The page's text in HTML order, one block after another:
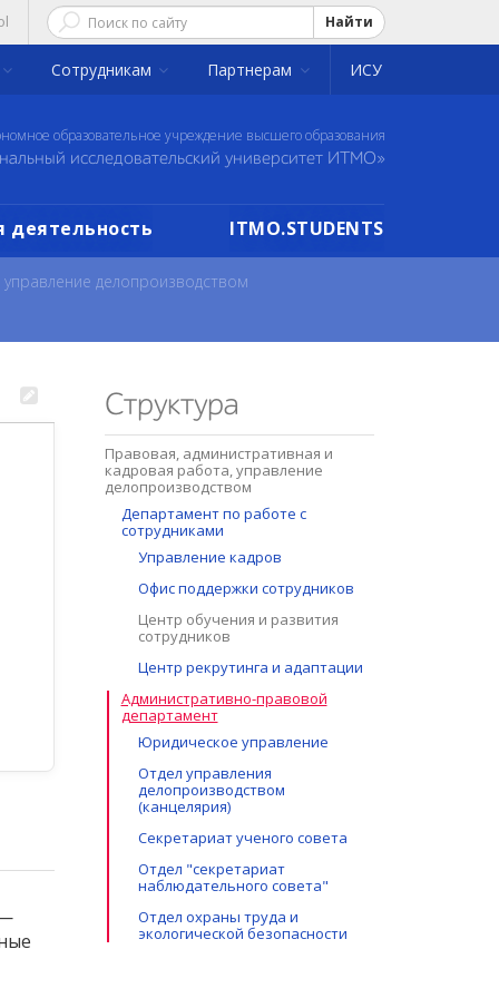
Найти
Сотрудникам Партнерам ИСУ
образовательное учреждение высшего образования
исследовательский университет ИТМО»
ITMO.STUDENTS
делопроизводством
Структура
Правовая, административная и
кадровая работа, управление
делопроизводством
Департамент по работе с
сотрудниками
Управление кадров
Офис поддержки сотрудников
Центр обучения и развития
сотрудников
Центр рекрутинга и адаптации
Административно-правовой
департамент
Юридическое управление
Отдел управления
делопроизводством
(канцелярия)
Секретариат ученого совета
Отдел "секретариат
наблюдательного совета"
Отдел охраны труда и
экологической безопасности